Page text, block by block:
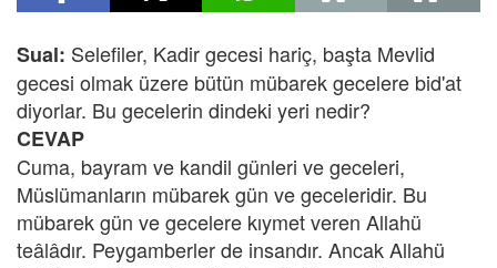
Sual: Selefiler, Kadir gecesi hariç, başta Mevlid
gecesi olmak üzere bütün mübarek gecelere bid'at
diyorlar. Bu gecelerin dindeki yeri nedir?
CEVAP
Cuma, bayram ve kandil günleri ve geceleri,
Müslümanların mübarek gün ve geceleridir. Bu
mübarek gün ve gecelere kıymet veren Allahü
teâlâdır. Peygamberler de insandır. Ancak Allahü